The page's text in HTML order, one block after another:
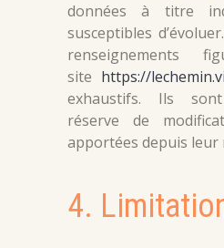
données à titre
susceptibles
renseignements
site https://
exhaustifs. Ils
réserve de
apportées depuis leur
4.